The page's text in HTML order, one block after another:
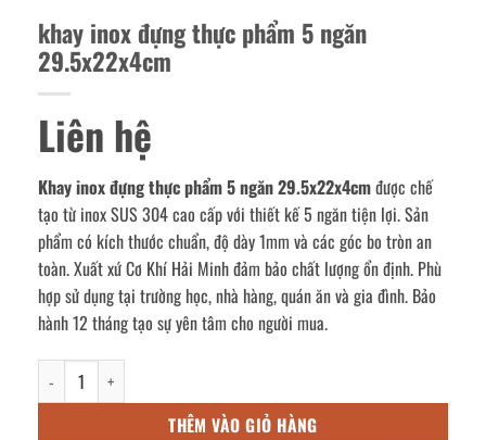
khay inox đựng thực phẩm 5 ngăn
29.5x22x4cm
Liên hệ
Khay inox đựng thực phẩm 5 ngăn 29.5x22x4cmđược chế
tạo từ inox SUS 304 cao cấp với thiết kế 5 ngăn tiện lợi. Sản
phẩm có kích thước chuẩn, độ dày 1mm và các góc bo tròn an
toàn. Xuất xứ Cơ Khí Hải Minh đảm bảo chất lượng ổn định. Phù
hợp sử dụng tại trường học, nhà hàng, quán ăn và gia đình. Bảo
hành 12 tháng tạo sự yên tâm cho người mua.
khay inox đựng thực phẩm 5 ngăn 29.5x22x4cm số lượng
THÊM VÀO GIỎ HÀNG